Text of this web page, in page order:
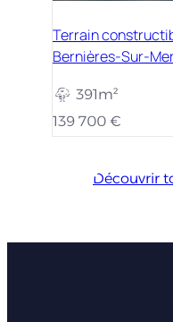
Terrain
Bernières-Sur-
391m²
139 700 €
Découvrir